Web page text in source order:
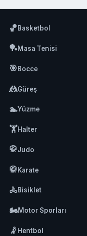
🏀Basketbol
🏓Masa Tenisi
🎯Bocce
🤼Güreş
🏊Yüzme
🏋️Halter
🥋Judo
🥋Karate
🚴Bisiklet
🏍️Motor Sporları
🤾 Hentbol